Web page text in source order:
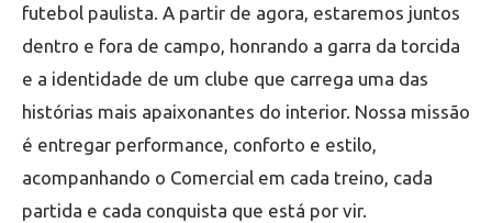
futebol paulista. A partir de agora, estaremos juntos
dentro e fora de campo, honrando a garra da torcida
e a identidade de um clube que carrega uma das
histórias mais apaixonantes do interior. Nossa missão
é entregar performance, conforto e estilo,
acompanhando o Comercial em cada treino, cada
partida e cada conquista que está por vir.